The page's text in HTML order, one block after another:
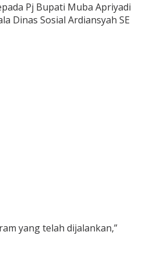
Pj Bupati Muba Apriyadi
Dinas Sosial Ardiansyah SE
yang telah dijalankan,”